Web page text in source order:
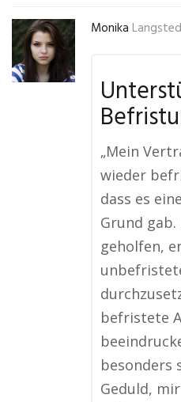
Monika
„Mein
wieder
dass es
Grund
geholfen,
befristete
besonders
Geduld,